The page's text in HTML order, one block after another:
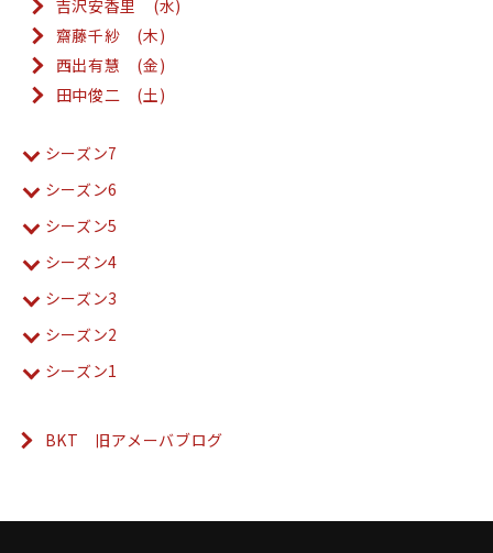
吉沢安香里 (水)
齋藤千紗 (木)
西出有慧 (金)
田中俊二 (土)
シーズン7
シーズン6
シーズン5
シーズン4
シーズン3
シーズン2
シーズン1
BKT 旧アメーバブログ